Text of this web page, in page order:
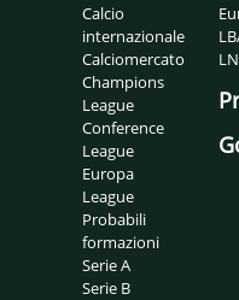
Calcio
internazionale
Calciomercato
Champions
League
Conference
League
Europa
League
Probabili
formazioni
Serie A
Serie B